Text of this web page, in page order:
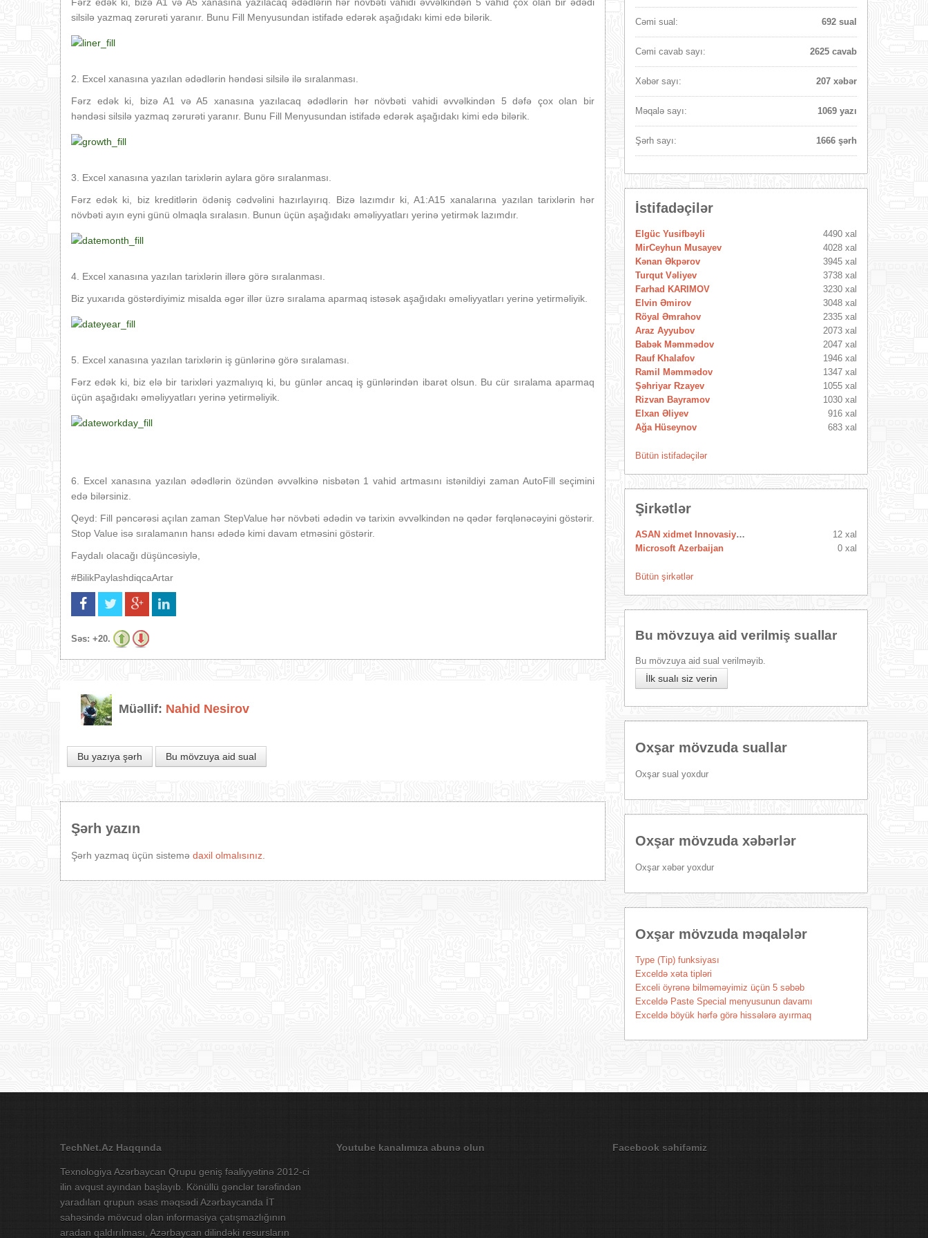
silsilə yazmaq zərurəti yaranır. Bunu Fill Menyusundan istifadə edərək aşağıdakı kimi edə bilərik.
2. Excel xanasına yazılan ədədlərin həndəsi silsilə ilə sıralanması.
Fərz edək ki, bizə A1 və A5 xanasına yazılacaq ədədlərin hər növbəti vahidi əvvəlkindən 5 dəfə çox olan bir
həndəsi silsilə yazmaq zərurəti yaranır. Bunu Fill Menyusundan istifadə edərək aşağıdakı kimi edə bilərik.
3. Excel xanasına yazılan tarixlərin aylara görə sıralanması.
Fərz edək ki, biz kreditlərin ödəniş cədvəlini hazırlayırıq. Bizə lazımdır ki, A1:A15 xanalarına yazılan tarixlərin hər
növbəti ayın eyni günü olmaqla sıralasın. Bunun üçün aşağıdakı əməliyyatları yerinə yetirmək lazımdır.
4. Excel xanasına yazılan tarixlərin illərə görə sıralanması.
Biz yuxarıda göstərdiyimiz misalda əgər illər üzrə sıralama aparmaq istəsək aşağıdakı əməliyyatları yerinə yetirməliyik.
5. Excel xanasına yazılan tarixlərin iş günlərinə görə sıralaması.
Fərz edək ki, biz elə bir tarixləri yazmalıyıq ki, bu günlər ancaq iş günlərindən ibarət olsun. Bu cür sıralama aparmaq
üçün aşağıdakı əməliyyatları yerinə yetirməliyik.
6. Excel xanasına yazılan ədədlərin özündən əvvəlkinə nisbətən 1 vahid artmasını istənildiyi zaman AutoFill seçimini
edə bilərsiniz.
Qeyd: Fill pəncərəsi açılan zaman StepValue hər növbəti ədədin və tarixin əvvəlkindən nə qədər fərqlənəcəyini göstərir.
Stop Value isə sıralamanın hansı ədədə kimi davam etməsini göstərir.
Faydalı olacağı düşüncəsiylə,
#BilikPaylashdiqcaArtar
Səs: +20.
Müəllif: Nahid Nesirov
Bu yazıya şərh Bu mövzuya aid sual
Şərh yazın
Şərh yazmaq üçün sistemə daxil olmalısınız.
Cəmi sual: 692 sual
Cəmi cavab sayı: 2625 cavab
Xəbər sayı: 207 xəbər
Məqalə sayı: 1069 yazı
Şərh sayı: 1666 şərh
İstifadəçilər
Elgüc Yusifbəyli
4490 xal
MirCeyhun Musayev
4028 xal
Kənan Əkpərov
3945 xal
Turqut Vəliyev
3738 xal
Farhad KARIMOV
3230 xal
Elvin Əmirov
3048 xal
Röyal Əmrahov
2335 xal
Araz Ayyubov
2073 xal
Babək Məmmədov
2047 xal
Rauf Khalafov
1946 xal
Ramil Məmmədov
1347 xal
Şəhriyar Rzayev
1055 xal
Rizvan Bayramov
1030 xal
Elxan Əliyev
916 xal
Ağa Hüseynov
683 xal
Bütün istifadəçilər
Şirkətlər
ASAN xidmet Innovasiya Mərkəzi
12 xal
Microsoft Azerbaijan
0 xal
Bütün şirkətlər
Bu mövzuya aid verilmiş suallar
Bu mövzuya aid sual verilməyib.
İlk sualı siz verin
Oxşar mövzuda suallar
Oxşar sual yoxdur
Oxşar mövzuda xəbərlər
Oxşar xəbər yoxdur
Oxşar mövzuda məqalələr
Type (Tip) funksiyası
Exceldə xəta tipləri
Exceli öyrənə bilməməyimiz üçün 5 səbəb
Exceldə Paste Special menyusunun davamı
Exceldə böyük hərfə görə hissələrə ayırmaq
TechNet.Az Haqqında
Texnologiya Azərbaycan Qrupu geniş fəaliyyətinə 2012-ci
ilin avqust ayından başlayıb. Könüllü gənclər tərəfindən
yaradılan qrupun əsas məqsədi Azərbaycanda İT
sahəsində mövcud olan informasiya çatışmazlığının
aradan qaldırılması, Azərbaycan dilindəki resursların
Youtube kanalımıza abunə olun Facebook səhifəmiz